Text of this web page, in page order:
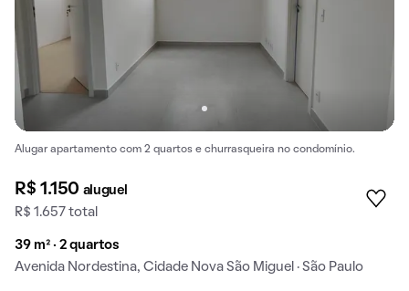
Alugar apartamento com 2 quartos e churrasqueira no condomínio.
R$ 1.150 aluguel
R$ 1.657 total
39 m² · 2 quartos
Avenida Nordestina, Cidade Nova São Miguel · São Paulo